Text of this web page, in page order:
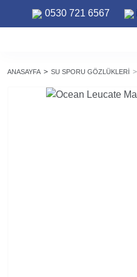
0530 721 6567
ANASAYFA SU SPORU GÖZLÜKLERI